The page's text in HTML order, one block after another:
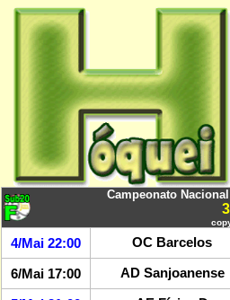
Campeonato
4/Mai 22:00 OC Barcelos
6/Mai 17:00 AD Sanjoanense